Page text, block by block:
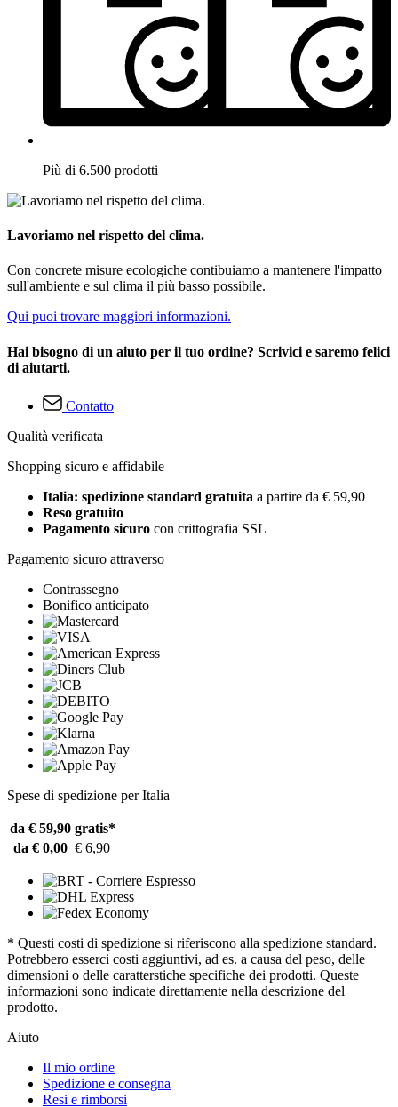
Più di 6.500 prodotti
Lavoriamo nel rispetto del clima.
Con concrete misure ecologiche contibuiamo a mantenere l'impatto
sull'ambiente e sul clima il più basso possibile.
Qui puoi trovare maggiori informazioni.
Hai bisogno di un aiuto per il tuo ordine? Scrivici e saremo felici
di aiutarti.
Contatto
Qualità verificata
Shopping sicuro e affidabile
Italia: spedizione standard gratuita a partire da € 59,90
Reso gratuito
Pagamento sicuro con crittografia SSL
Pagamento sicuro attraverso
Contrassegno
Bonifico anticipato
Spese di spedizione per Italia
da € 59,90 gratis*
da € 0,00 € 6,90
* Questi costi di spedizione si riferiscono alla spedizione standard.
Potrebbero esserci costi aggiuntivi, ad es. a causa del peso, delle
dimensioni o delle caratterstiche specifiche dei prodotti. Queste
informazioni sono indicate direttamente nella descrizione del
prodotto.
Aiuto
Il mio ordine
Spedizione e consegna
Resi e rimborsi